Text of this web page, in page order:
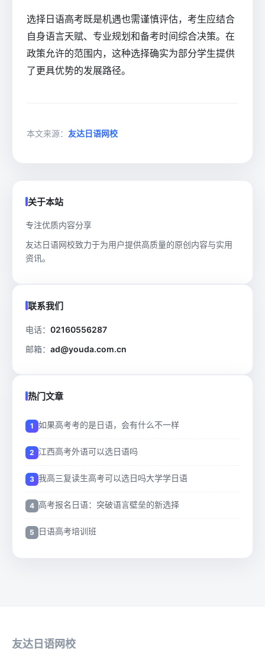
选择日语高考既是机遇也需谨慎评估，考生应结合
自身语言天赋、专业规划和备考时间综合决策。在
政策允许的范围内，这种选择确实为部分学生提供
了更具优势的发展路径。
本文来源： 友达日语网校
关于本站
专注优质内容分享
友达日语网校致力于为用户提供高质量的原创内容与实用
资讯。
联系我们
电话： 02160556287
邮箱： ad@youda.com.cn
热门文章
如果高考考的是日语，会有什么不一样
江西高考外语可以选日语吗
我高三复读生高考可以选日吗大学学日语
高考报名日语：突破语言壁垒的新选择
日语高考培训班
友达日语网校